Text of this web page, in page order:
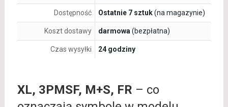
Dostępność Ostatnie 7 sztuk(na magazynie)
Koszt dostawy darmowa (bezpłatna)
Czas wysyłki 24 godziny
XL, 3PMSF, M+S, FR – co